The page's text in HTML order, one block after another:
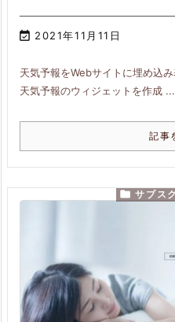
 2021年11月11日
天気予報をWebサイトに埋め込
天気予報のウィジェットを作成 ...
記事
 サブス